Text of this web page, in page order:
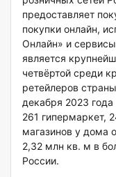
предоставляет
покупки онлайн,
Онлайн» и
является
четвёртой среди
ретейлеров
декабря 2023
261 гипермаркет,
магазинов у дома
2,32 млн кв. м в
России.